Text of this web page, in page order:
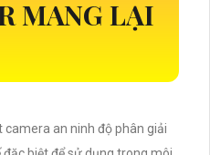
MANG LẠI
camera an ninh độ phân giải